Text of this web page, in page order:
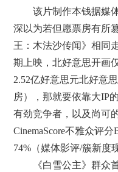
该片制作本钱据媒体
深以为若但愿票房有所
王：木法沙传闻》相同
期上映，北好意思开画
2.52亿好意思元北好意
房），那就要依靠大IP
有劲竞争者，以及尚可
CinemaScore不雅众评
74%（媒体影评/簇新度
《白雪公主》群众首